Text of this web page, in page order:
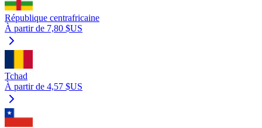
République centrafricaine
À partir de 7,80 $US
Tchad
À partir de 4,57 $US